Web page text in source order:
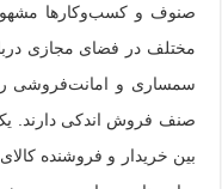
صنوف و کسب‌وکارها
مختلف در فضای مجازی
سمساری و امانت‌فروشی را
صنف فروش اندکی دارند.
بین خریدار و فروشنده